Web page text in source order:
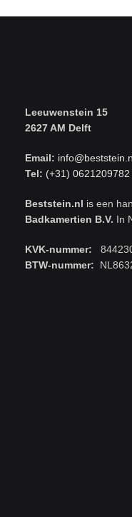
Leeuwenstein 15
2627 AM Delft
Email:
Tel: (+31) 0621209782
Beststein.nl is een
Badkamertien B.V. In
KVK-nummer:
BTW-nummer: